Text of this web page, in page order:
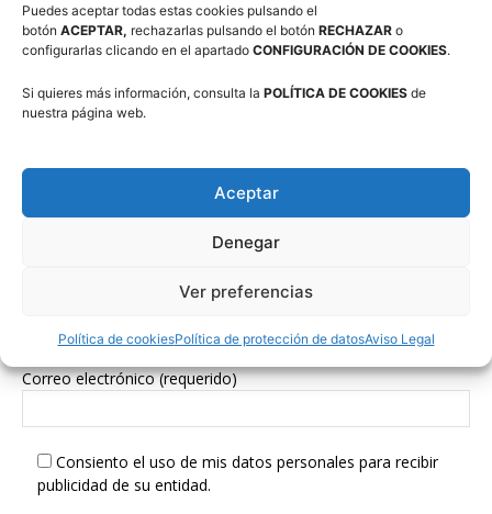
Puedes aceptar todas estas cookies pulsando el
botón ACEPTAR, rechazarlas pulsando el botón RECHAZAR o
configurarlas clicando en el apartado CONFIGURACIÓN DE COOKIES.
Si quieres más información, consulta la POLÍTICA DE COOKIES de
nuestra página web.
Aceptar
Denegar
Ver preferencias
Política de cookiesPolítica de protección de datosAviso Legal
Síguenos en Redes Sociales
Correo electrónico (requerido)
Consiento el uso de mis datos personales para recibir
publicidad de su entidad.